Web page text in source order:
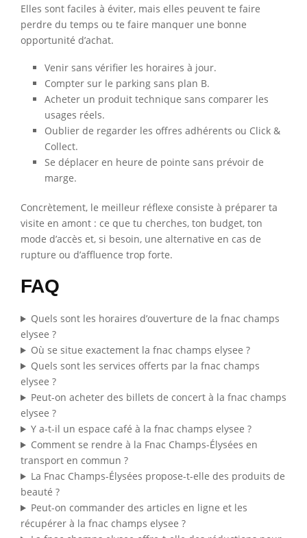
Elles sont faciles à éviter, mais elles peuvent te faire
perdre du temps ou te faire manquer une bonne
opportunité d’achat.
Venir sans vérifier les horaires à jour.
Compter sur le parking sans plan B.
Acheter un produit technique sans comparer les
usages réels.
Oublier de regarder les offres adhérents ou Click &
Collect.
Se déplacer en heure de pointe sans prévoir de
marge.
Concrètement, le meilleur réflexe consiste à préparer ta
visite en amont : ce que tu cherches, ton budget, ton
mode d’accès et, si besoin, une alternative en cas de
rupture ou d’affluence trop forte.
FAQ
Quels sont les horaires d’ouverture de la fnac champs
elysee ?
Où se situe exactement la fnac champs elysee ?
Quels sont les services offerts par la fnac champs
elysee ?
Peut-on acheter des billets de concert à la fnac champs
elysee ?
Y a-t-il un espace café à la fnac champs elysee ?
Comment se rendre à la Fnac Champs-Élysées en
transport en commun ?
La Fnac Champs-Élysées propose-t-elle des produits de
beauté ?
Peut-on commander des articles en ligne et les
récupérer à la fnac champs elysee ?